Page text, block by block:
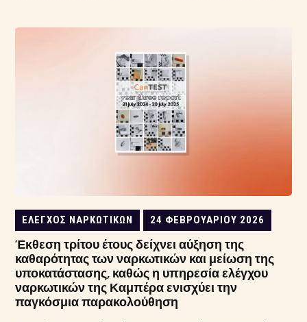
ΈΛΕΓΧΟΣ ΝΑΡΚΩΤΙΚΏΝ 24 ΦΕΒΡΟΥΑΡΊΟΥ 2026
Έκθεση τρίτου έτους δείχνει αύξηση της
καθαρότητας των ναρκωτικών και μείωση της
υποκατάστασης, καθώς η υπηρεσία ελέγχου
ναρκωτικών της Καμπέρα ενισχύει την
παγκόσμια παρακολούθηση